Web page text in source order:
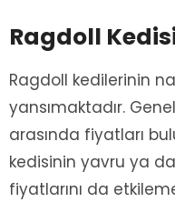
Ragdoll
Ragdoll kedilerinin
yansımaktadır.
arasında fiyatları
kedisinin yavru ya
fiyatlarını da